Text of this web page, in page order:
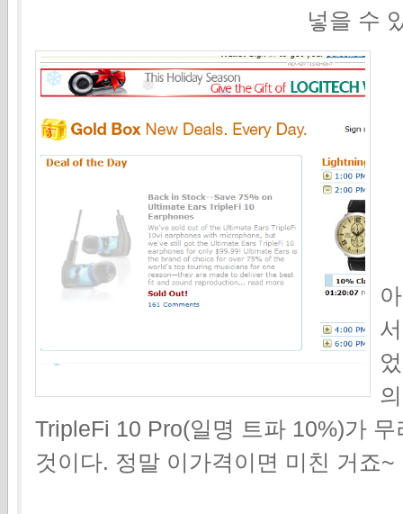
넣을 수
의
TripleFi 10 Pro(일명 트파 10%)가
것이다. 정말 이가격이면 미친 거죠~